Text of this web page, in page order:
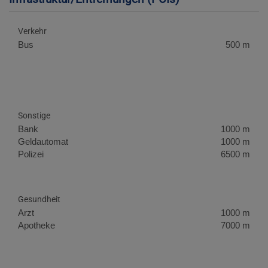
Verkehr
Bus 500 m
Sonstige
Bank
1000 m
Geldautomat
1000 m
Polizei
6500 m
Gesundheit
Arzt
1000 m
Apotheke
7000 m